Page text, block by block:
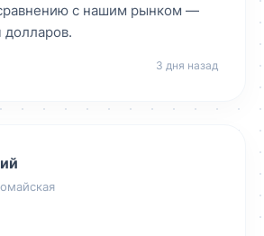
с нашим рынком —
долларов.
3 дня назад